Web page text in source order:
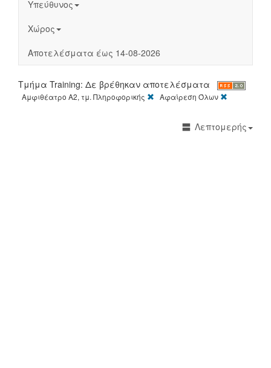
Υπεύθυνος
Χώρος
Αποτελέσματα έως 14-08-2026
Τμήμα Training: Δε βρέθηκαν αποτελέσματα
Αμφιθέατρο Α2, τμ. Πληροφορικής [X]Αφαίρεση Όλων
Λεπτομερής